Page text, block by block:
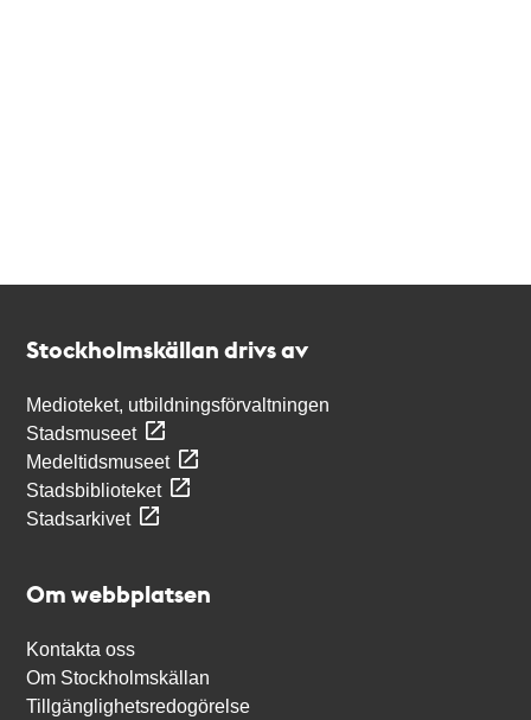
Stockholmskällan drivs av
Medioteket, utbildningsförvaltningen
Stadsmuseet
Medeltidsmuseet
Stadsbiblioteket
Stadsarkivet
Om webbplatsen
Kontakta oss
Om Stockholmskällan
Tillgänglighetsredogörelse